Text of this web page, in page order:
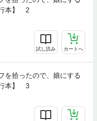
本】 2
試し読み カートへ
を拾ったので、娘にする
本】 3